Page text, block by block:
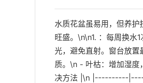
水质花盆虽易用，但养
旺盛。\n\n1. ：每周换水
光，避免直射。窗台放
质。\n - 叶枯：增加湿
决方法 |\n |----------